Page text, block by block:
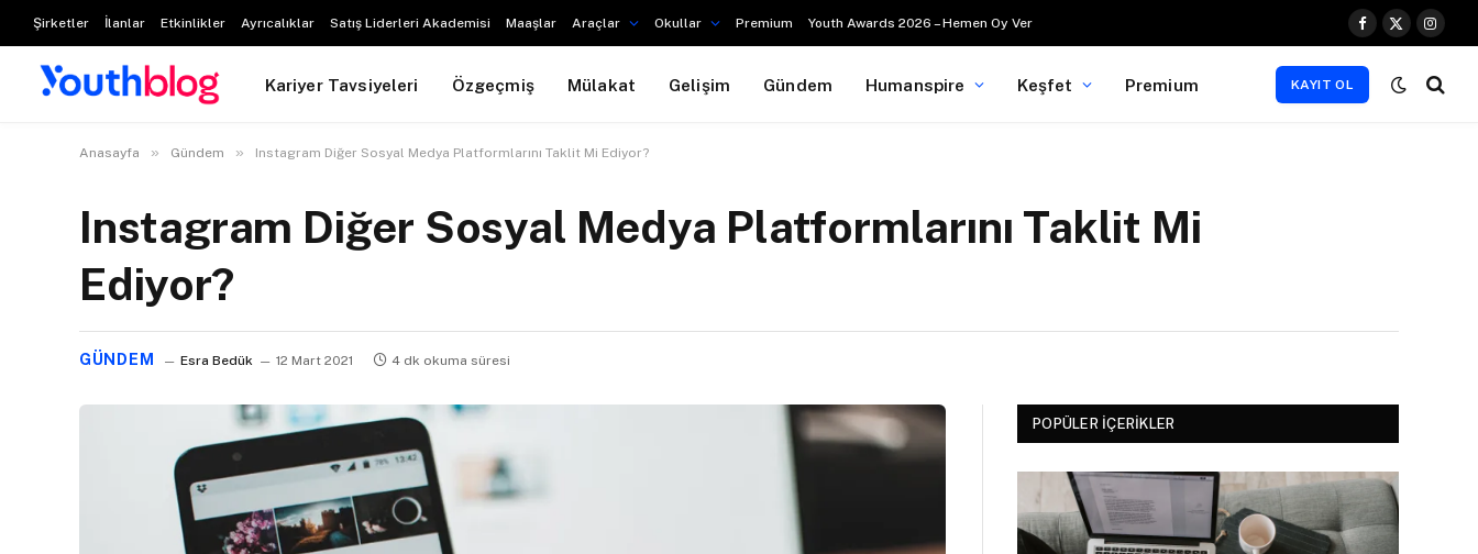
Şirketler İlanlar Etkinlikler Ayrıcalıklar Satış Liderleri Akademisi Maaşlar Araçlar Okullar Premium Youth Awards 2026 – Hemen Oy Ver
Facebook
X
Kariyer Tavsiyeleri Özgeçmiş Mülakat Gelişim Gündem Humanspire Keşfet Premium KAYIT OL
Anasayfa » Gündem » Instagram Diğer Sosyal Medya Platformlarını Taklit Mi Ediyor?
Instagram Diğer Sosyal Medya Platformlarını Taklit Mi
Ediyor?
GÜNDEM Esra Bedük 12 Mart 2021 4 dk okuma süresi
POPÜLER İÇERIKLER